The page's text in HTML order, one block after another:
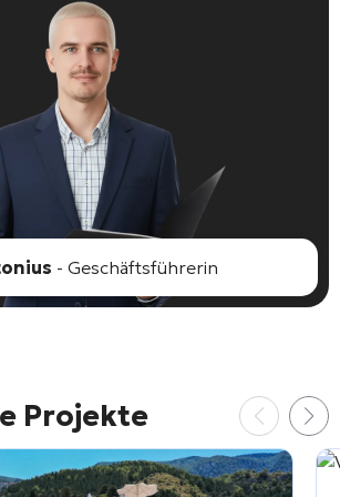
- Geschäftsführerin
Projekte